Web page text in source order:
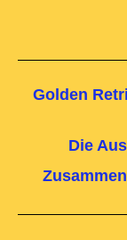
Golden
Die